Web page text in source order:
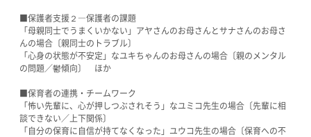
■保護者支援２―保護者の課題
「母親同士でうまくいかない」アヤさんのお母さんとサナさんのお母さ
んの場合〔親同士のトラブル〕
「心身の状態が不安定」なユキちゃんのお母さんの場合〔親のメンタル
の問題／鬱傾向〕 ほか
■保育者の連携・チームワーク
「怖い先輩に、心が押しつぶされそう」なユミコ先生の場合〔先輩に相
談できない／上下関係〕
「自分の保育に自信が持てなくなった」ユウコ先生の場合〔保育への不